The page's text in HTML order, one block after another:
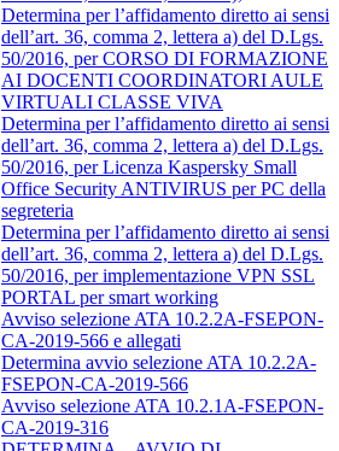
Determina per l’affidamento diretto ai sensi
dell’art. 36, comma 2, lettera a) del D.Lgs.
50/2016, per CORSO DI FORMAZIONE
AI DOCENTI COORDINATORI AULE
VIRTUALI CLASSE VIVA
Determina per l’affidamento diretto ai sensi
dell’art. 36, comma 2, lettera a) del D.Lgs.
50/2016, per Licenza Kaspersky Small
Office Security ANTIVIRUS per PC della
segreteria
Determina per l’affidamento diretto ai sensi
dell’art. 36, comma 2, lettera a) del D.Lgs.
50/2016, per implementazione VPN SSL
PORTAL per smart working
Avviso selezione ATA 10.2.2A-FSEPON-
CA-2019-566 e allegati
Determina avvio selezione ATA 10.2.2A-
FSEPON-CA-2019-566
Avviso selezione ATA 10.2.1A-FSEPON-
CA-2019-316